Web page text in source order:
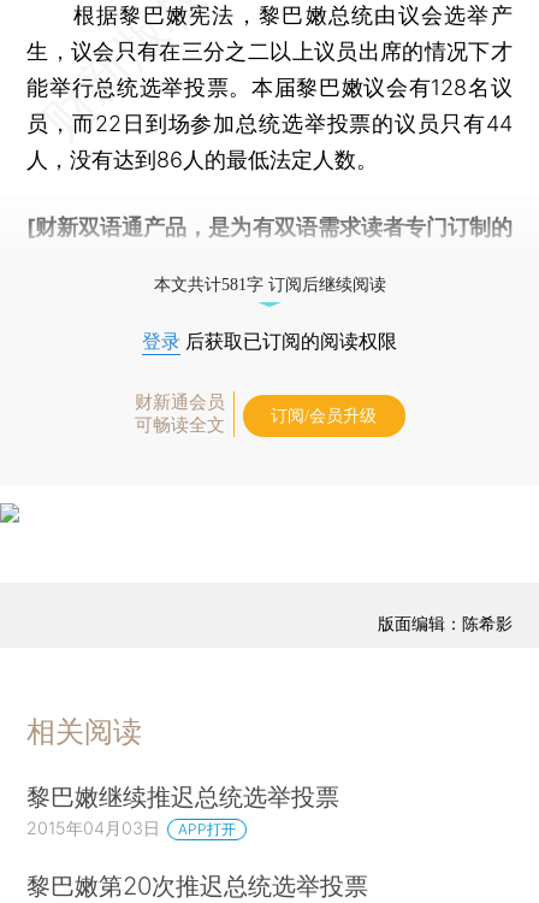
根据黎巴嫩宪法，黎巴嫩总统由议会选举产
生，议会只有在三分之二以上议员出席的情况下才
能举行总统选举投票。本届黎巴嫩议会有128名议
员，而22日到场参加总统选举投票的议员只有44
人，没有达到86人的最低法定人数。
[财新双语通产品，是为有双语需求读者专门订制的
本文共计581字 订阅后继续阅读
登录 后获取已订阅的阅读权限
财新通会员
可畅读全文
订阅/会员升级
版面编辑：陈希影
相关阅读
黎巴嫩继续推迟总统选举投票
2015年04月03日 APP打开
黎巴嫩第20次推迟总统选举投票